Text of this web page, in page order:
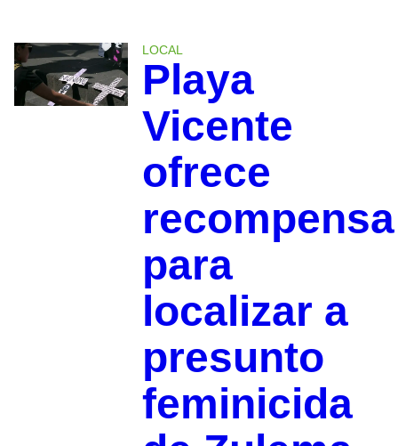
LOCAL
Playa
Vicente
ofrece
recompensa
para
localizar a
presunto
feminicida